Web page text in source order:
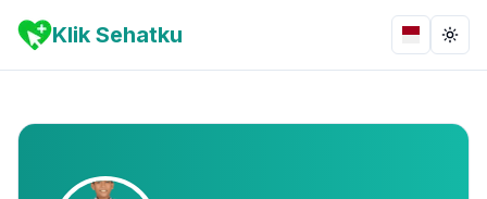
Klik Sehatku Bahasa